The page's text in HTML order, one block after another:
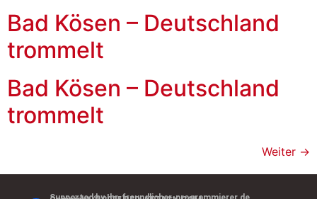
Bad Kösen – Deutschland
trommelt
Bad Kösen – Deutschland
trommelt
Weiter →